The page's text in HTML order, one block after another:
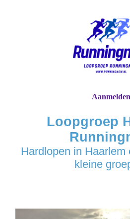
Loopgroep
Hardlopen in Haarlem
kleine
Aanmelden